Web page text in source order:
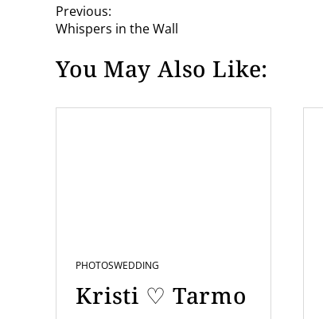
P
o
s
Previous:
Whispers in the Wall
You May Also Like:
PHOTOSWEDDING
Kristi ♡ Tarmo